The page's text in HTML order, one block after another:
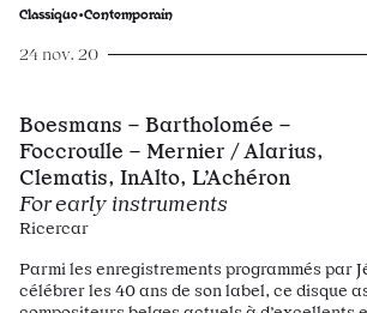
Classique•Contemporain
24 nov. 20
Boesmans – Bartholomée –
Foccroulle – Mernier / Alarius,
Clematis, InAlto, L’Achéron
For early instruments
Ricercar
Parmi les enregistrements programmés par
célébrer les 40 ans de son label, ce disque